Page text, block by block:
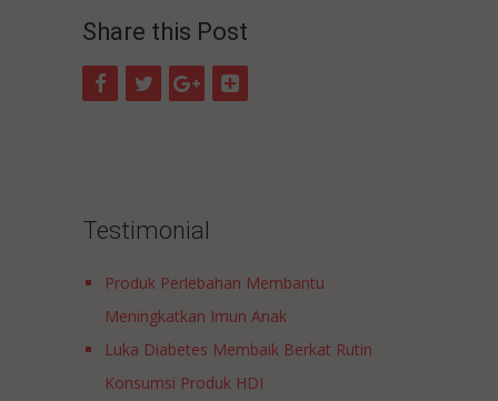
Share this Post
Testimonial
Produk Perlebahan Membantu
Meningkatkan Imun Anak
Luka Diabetes Membaik Berkat Rutin
Konsumsi Produk HDI